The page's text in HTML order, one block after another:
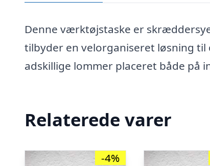
Denne værktøjstaske er
tilbyder en velorganiseret løsning
adskillige lommer placeret både på
Relaterede varer
-4%